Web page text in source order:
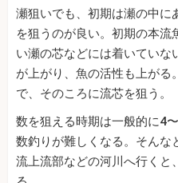
瀬狙いでも、初期は瀬の中に
を狙うのが良い。初期の本流
い瀬の芯などには着いていな
が上がり、魚の活性も上がる
で、そのころに流芯を狙う。
数を狙える時期は一般的に4
数釣りが難しくなる。そんな
流上流部などの河川へ行くと